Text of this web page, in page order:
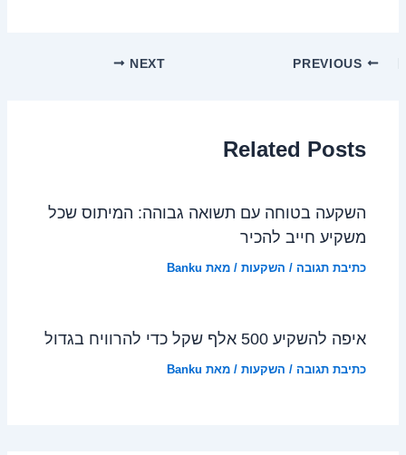
NEXT
Related Posts
השקעה בטוחה עם תשואה גבוהה: המיתוס שכל
משקיע חייב להכיר
כתיבת תגובה / השקעות / מאת Banku
איפה להשקיע 500 אלף שקל כדי להרוויח בגדול
כתיבת תגובה / השקעות / מאת Banku